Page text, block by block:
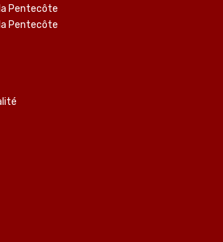
Pentecôte
Pentecôte